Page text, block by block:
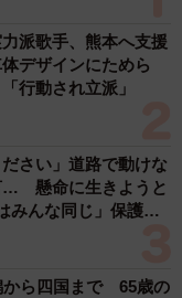
派歌手、熊本へ支援
デザインにためら
行動され立派」
さい」道路で動けな
… 懸命に生きようと
んな同じ」保護団
から四国まで 65歳の